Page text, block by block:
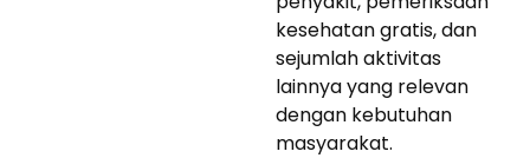
kesehatan gratis, dan
sejumlah aktivitas
lainnya yang relevan
dengan kebutuhan
masyarakat.